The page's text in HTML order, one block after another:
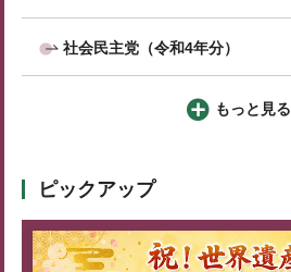
社会民主党（令和4年分）
もっと見る
ピックアップ